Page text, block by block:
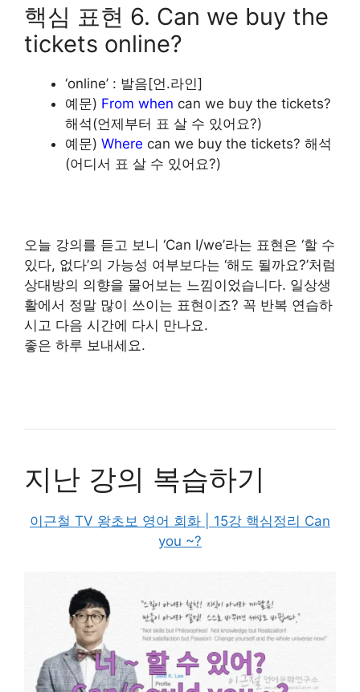
핵심 표현 6. Can we buy the
tickets online?
‘online’ : 발음[언.라인]
예문) From when can we buy the tickets?
해석(언제부터 표 살 수 있어요?)
예문) Where can we buy the tickets? 해석
(어디서 표 살 수 있어요?)
오늘 강의를 듣고 보니 ‘Can I/we’라는 표현은 ‘할 수
있다, 없다’의 가능성 여부보다는 ‘해도 될까요?’처럼
상대방의 의향을 물어보는 느낌이었습니다. 일상생
활에서 정말 많이 쓰이는 표현이죠? 꼭 반복 연습하
시고 다음 시간에 다시 만나요.
좋은 하루 보내세요.
지난 강의 복습하기
이근철 TV 왕초보 영어 회화 | 15강 핵심정리 Can
you ~?